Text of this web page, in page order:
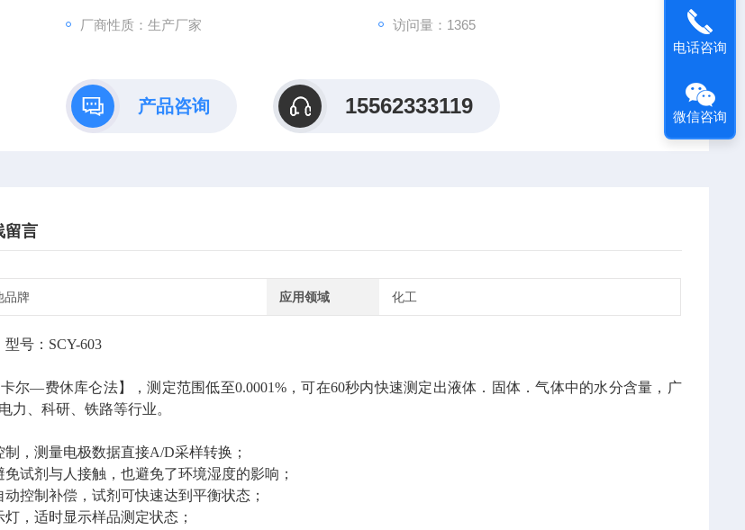
厂商性质：生产厂家 访问量：1365
产品咨询 15562333119
留言
品牌 应用领域 化工
型号：SCY-603
尔—费休库仑法】，测定范围低至0.0001%，可在60秒内快速测定出液体．固体．气体中的水分含量，广
力、科研、铁路等行业。
，测量电极数据直接A/D采样转换；
试剂与人接触，也避免了环境湿度的影响；
控制补偿，试剂可快速达到平衡状态；
，适时显示样品测定状态；
电话咨询
微信咨询